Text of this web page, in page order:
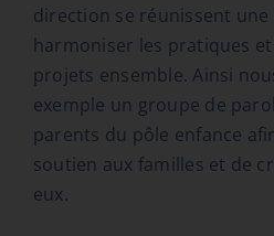
direction se réunissent
harmoniser les pratiques
projets ensemble. Ainsi
exemple un groupe de
parents du pôle enfance
soutien aux familles et de
eux.